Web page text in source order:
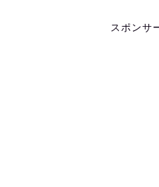
スポンサ